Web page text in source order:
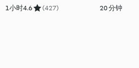
1小时4.6 (427) 20 分钟